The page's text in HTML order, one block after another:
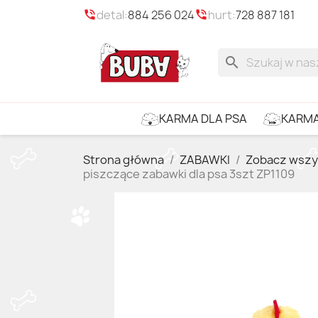
phone_in_talkdetal:884 256 024phone_in_talkhurt:728 887 181
search
KARMA DLA PSA
Strona główna ZABAWKI
Zobacz
piszczące zabawki dla psa 3szt ZP1109